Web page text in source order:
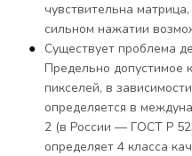
чувствительна
сильном нажатии
Существует проблема
Предельно допустимое
пикселей, в
определяется в
2 (в России — ГОСТ Р
определяет 4 класса